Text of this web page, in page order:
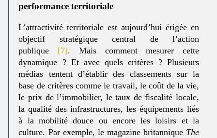
performance territoriale
L’attractivité territoriale est aujourd’hui érigée en
objectif stratégique central de l’action
publique [7]. Mais comment mesurer cette
dynamique ? Et avec quels critères ? Plusieurs
médias tentent d’établir des classements sur la
base de critères comme le travail, le coût de la vie,
le prix de l’immobilier, le taux de fiscalité locale,
la qualité des infrastructures, les équipements liés
à la mobilité douce ou encore les loisirs et la
culture. Par exemple, le magazine britannique The